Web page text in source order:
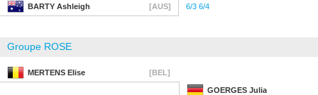
BARTY Ashleigh [AUS] 6/3 6/4
Groupe ROSE
MERTENS Elise [BEL]
GOERGES Julia